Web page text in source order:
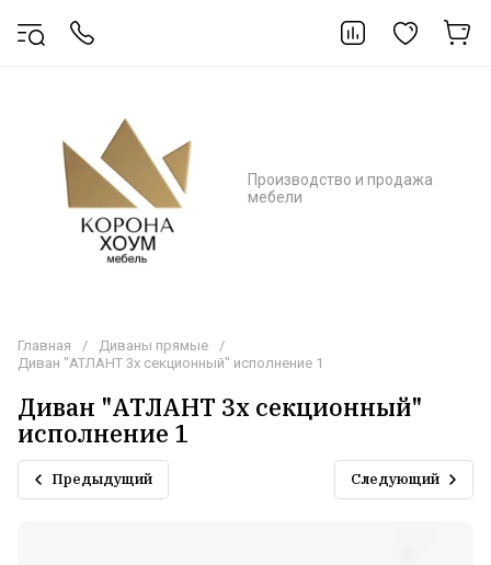
Производство и продажа
мебели
Главная / Диваны прямые
/
Диван "АТЛАНТ 3х секционный" исполнение 1
Диван "АТЛАНТ 3х секционный"
исполнение 1
Предыдущий Следующий